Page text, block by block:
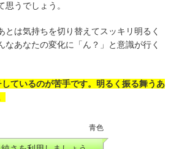
うでしょう。
とは気持ちを切り替えてスッキリ明るく
なあなたの変化に「ん？」と意識が行く
ているのが苦手です。明るく振る舞うあ
青色